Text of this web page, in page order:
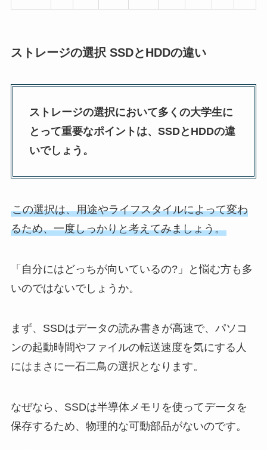
ストレージの選択 SSDとHDDの違い
ストレージの選択において多くの大学生に
とって重要なポイントは、SSDとHDDの違
いでしょう。
この選択は、用途やライフスタイルによって変わ
るため、一度しっかりと考えてみましょう。
「自分にはどっちが向いているの?」と悩む方も多
いのではないでしょうか。
まず、SSDはデータの読み書きが高速で、パソコ
ンの起動時間やファイルの転送速度を気にする人
にはまさに一石二鳥の選択となります。
なぜなら、SSDは半導体メモリを使ってデータを
保存するため、物理的な可動部品がないのです。